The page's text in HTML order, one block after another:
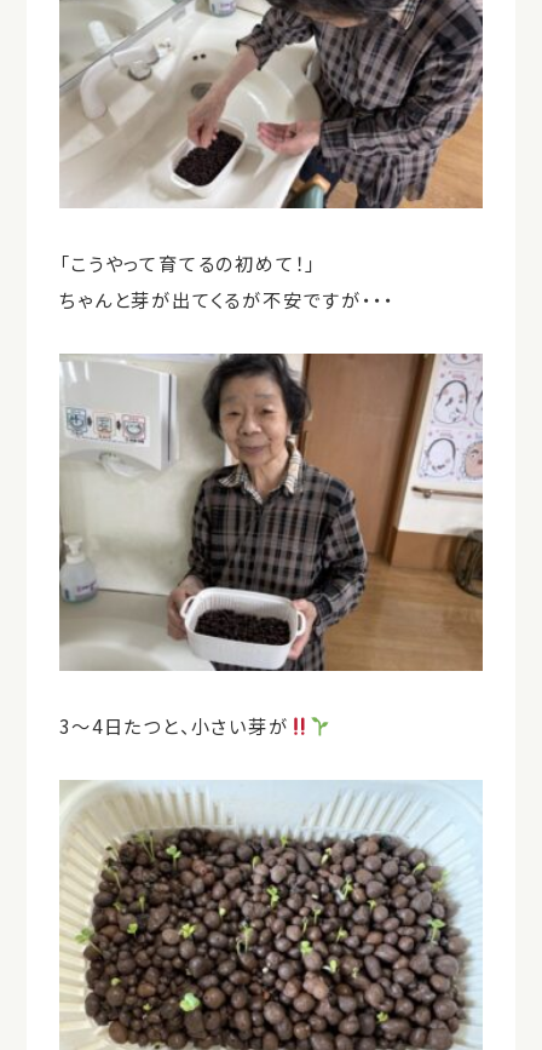
「こうやって育てるの初めて！」
ちゃんと芽が出てくるが不安ですが・・・
3～4日たつと、小さい芽が